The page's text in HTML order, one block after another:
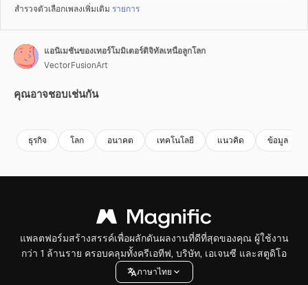
สำรวจตัวเลือกเพลงเพิ่มเติม รายการ
แอนิเมชันของเทอร์โมมิเตอร์ดิจิทัลเหนือลูกโลก
VectorFusionArt
คุณอาจชอบเช่นกัน
ธุรกิจ โลก อนาคต เทคโนโลยี แนวคิด ข้อมูล
แพลตฟอร์มสร้างสรรค์เพื่อผลักดันผลงานที่ดีที่สุดของคุณ ผู้ใช้งาน
กว่า 1 ล้านราย ครอบคลุมทั้งครีเอทีฟ, บริษัท, เอเจนซี และสตูดิโอ
ภาษาไทย